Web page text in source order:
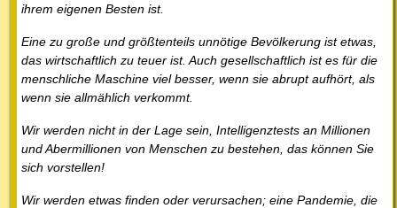
ihrem eigenen Besten ist.
Eine zu große und größtenteils unnötige Bevölkerung ist etwas,
das wirtschaftlich zu teuer ist. Auch gesellschaftlich ist es für die
menschliche Maschine viel besser, wenn sie abrupt aufhört, als
wenn sie allmählich verkommt.
Wir werden nicht in der Lage sein, Intelligenztests an Millionen
und Abermillionen von Menschen zu bestehen, das können Sie
sich vorstellen!
Wir werden etwas finden oder verursachen; eine Pandemie, die